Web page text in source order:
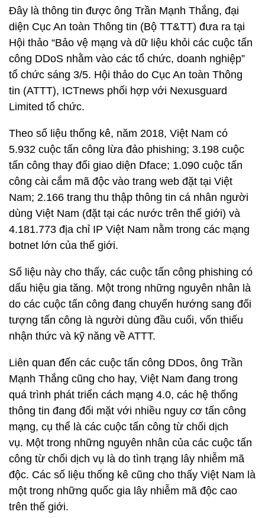
Đây là thông tin được ông Trần Mạnh Thắng, đại
diện Cục An toàn Thông tin (Bộ TT&TT) đưa ra tại
Hội thảo “Bảo vệ mạng và dữ liệu khỏi các cuộc tấn
công DDoS nhằm vào các tổ chức, doanh nghiệp”
tổ chức sáng 3/5. Hội thảo do Cục An toàn Thông
tin (ATTT), ICTnews phối hợp với Nexusguard
Limited tổ chức.
Theo số liệu thống kê, năm 2018, Việt Nam có
5.932 cuộc tấn công lừa đảo phishing; 3.198 cuộc
tấn công thay đổi giao diện Dface; 1.090 cuộc tấn
công cài cắm mã độc vào trang web đặt tại Việt
Nam; 2.166 trang thu thập thông tin cá nhân người
dùng Việt Nam (đặt tại các nước trên thế giới) và
4.181.773 địa chỉ IP Việt Nam nằm trong các mạng
botnet lớn của thế giới.
Số liệu này cho thấy, các cuộc tấn công phishing có
dấu hiệu gia tăng. Một trong những nguyên nhân là
do các cuộc tấn công đang chuyển hướng sang đối
tượng tấn công là người dùng đầu cuối, vốn thiếu
nhận thức và kỹ năng về ATTT.
Liên quan đến các cuộc tấn công DDos, ông Trần
Mạnh Thắng cũng cho hay, Việt Nam đang trong
quá trình phát triển cách mạng 4.0, các hệ thống
thông tin đang đối mặt với nhiều nguy cơ tấn công
mạng, cụ thể là các cuộc tấn công từ chối dịch
vụ. Một trong những nguyên nhân của các cuộc tấn
công từ chối dịch vụ là do tình trạng lây nhiễm mã
độc. Các số liệu thống kê cũng cho thấy Việt Nam là
một trong những quốc gia lây nhiễm mã độc cao
trên thế giới.